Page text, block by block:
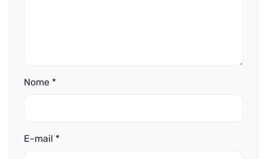
Nome *
E-mail *